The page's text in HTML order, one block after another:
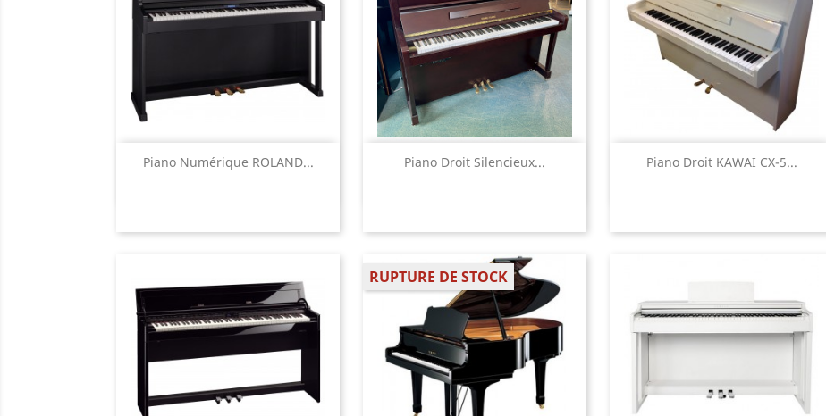
Piano Numérique ROLAND...
Aperçu rapide Piano Droit Silencieux...
Aperçu rapide Piano Droit KAWAI CX-5...
 Aperçu rapide
RUPTURE DE STOCK